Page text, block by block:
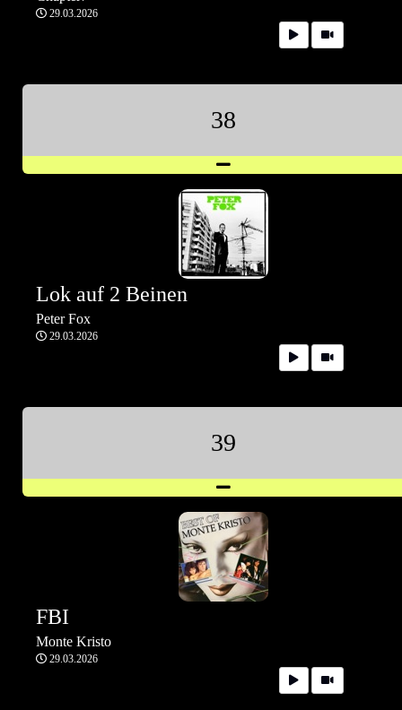
29.03.2026
38
Lok auf 2 Beinen
Peter Fox
29.03.2026
39
FBI
Monte Kristo
29.03.2026